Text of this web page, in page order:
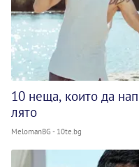
10 неща, които да
лято
MelomanBG - 10te.bg